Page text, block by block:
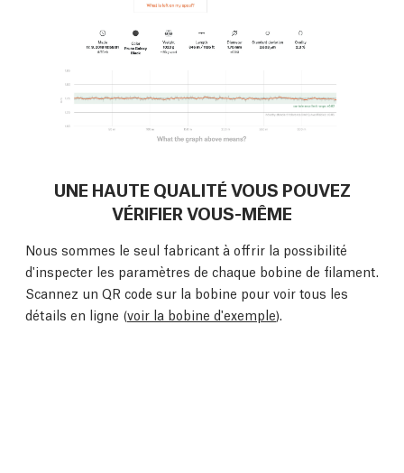
UNE HAUTE QUALITÉ VOUS POUVEZ
VÉRIFIER VOUS-MÊME
Nous sommes le seul fabricant à offrir la possibilité
d'inspecter les paramètres de chaque bobine de filament.
Scannez un QR code sur la bobine pour voir tous les
détails en ligne (voir la bobine d'exemple).